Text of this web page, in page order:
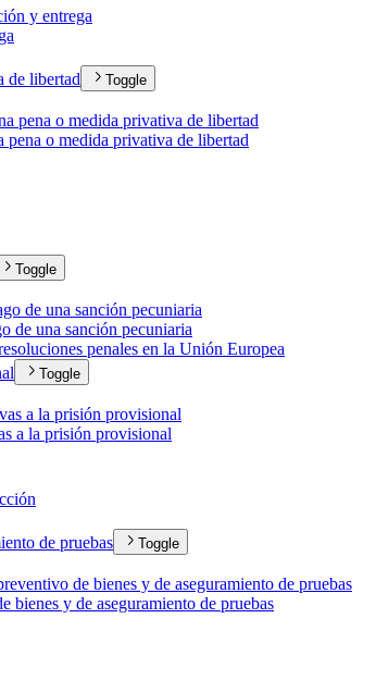
y entrega
de libertad
Toggle
pena o medida privativa de libertad
o medida privativa de libertad
Toggle
de una sanción pecuniaria
de una sanción pecuniaria
penales en la Unión Europea
Toggle
a la prisión provisional
a la prisión provisional
de pruebas
Toggle
de bienes y de aseguramiento de pruebas
bienes y de aseguramiento de pruebas